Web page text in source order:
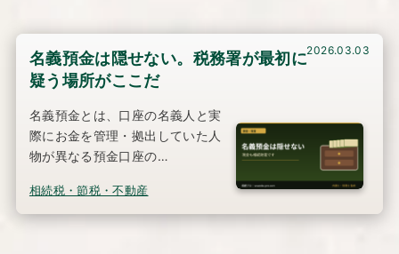
名義預金は隠せない。税務署が最初に
疑う場所がここだ
名義預金とは、口座の名義人と実
際にお金を管理・拠出していた人
物が異なる預金口座の…
相続税・節税・不動産
2026.03.03